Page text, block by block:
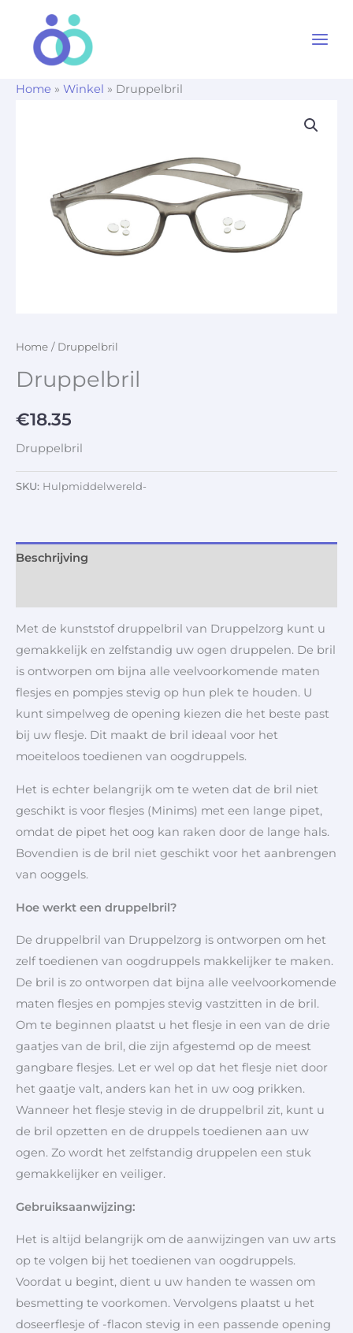
Home » Winkel » Druppelbril
Home / Druppelbril
Druppelbril
€18.35
Druppelbril
SKU: Hulpmiddelwereld-
Beschrijving
Met de kunststof druppelbril van Druppelzorg kunt u
gemakkelijk en zelfstandig uw ogen druppelen. De bril
is ontworpen om bijna alle veelvoorkomende maten
flesjes en pompjes stevig op hun plek te houden. U
kunt simpelweg de opening kiezen die het beste past
bij uw flesje. Dit maakt de bril ideaal voor het
moeiteloos toedienen van oogdruppels.
Het is echter belangrijk om te weten dat de bril niet
geschikt is voor flesjes (Minims) met een lange pipet,
omdat de pipet het oog kan raken door de lange hals.
Bovendien is de bril niet geschikt voor het aanbrengen
van ooggels.
Hoe werkt een druppelbril?
De druppelbril van Druppelzorg is ontworpen om het
zelf toedienen van oogdruppels makkelijker te maken.
De bril is zo ontworpen dat bijna alle veelvoorkomende
maten flesjes en pompjes stevig vastzitten in de bril.
Om te beginnen plaatst u het flesje in een van de drie
gaatjes van de bril, die zijn afgestemd op de meest
gangbare flesjes. Let er wel op dat het flesje niet door
het gaatje valt, anders kan het in uw oog prikken.
Wanneer het flesje stevig in de druppelbril zit, kunt u
de bril opzetten en de druppels toedienen aan uw
ogen. Zo wordt het zelfstandig druppelen een stuk
gemakkelijker en veiliger.
Gebruiksaanwijzing:
Het is altijd belangrijk om de aanwijzingen van uw arts
op te volgen bij het toedienen van oogdruppels.
Voordat u begint, dient u uw handen te wassen om
besmetting te voorkomen. Vervolgens plaatst u het
doseerflesje of -flacon stevig in een passende opening